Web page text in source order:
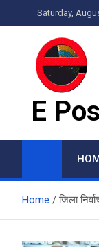
to
Saturday,
E
Home जिला